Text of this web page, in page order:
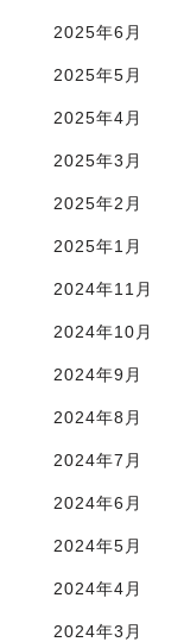
2025年6月
2025年5月
2025年4月
2025年3月
2025年2月
2025年1月
2024年11月
2024年10月
2024年9月
2024年8月
2024年7月
2024年6月
2024年5月
2024年4月
2024年3月